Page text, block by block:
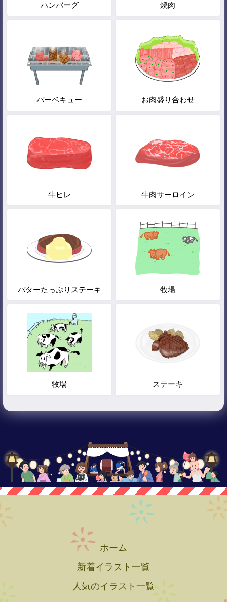
ハンバーグ 焼肉
バーベキュー お肉盛り合わせ
牛ヒレ 牛肉サーロイン
バターたっぷりステーキ 牧場
牧場 ステーキ
ホーム
新着イラスト一覧
人気のイラスト一覧